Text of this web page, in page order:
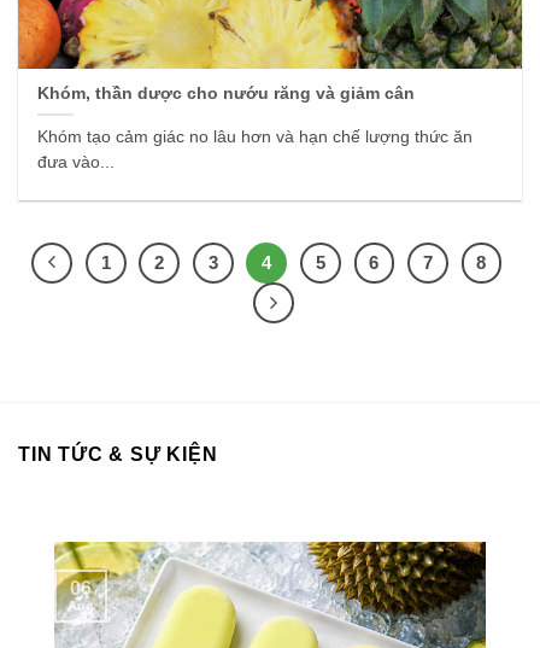
Khóm, thần dược cho nướu răng và giảm cân
Khóm tạo cảm giác no lâu hơn và hạn chế lượng thức ăn
đưa vào...
1 2 3 4 5 6 7 8
TIN TỨC & SỰ KIỆN
06
Aug